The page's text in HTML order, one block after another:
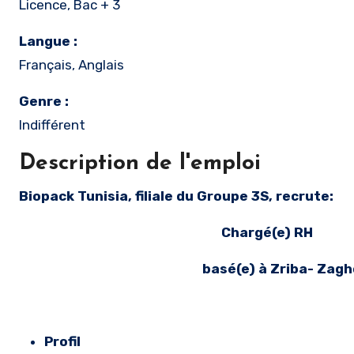
Licence, Bac + 3
Langue :
Français, Anglais
Genre :
Indifférent
Description de l'emploi
Biopack Tunisia, filiale du Groupe 3S, recrute:
Chargé(e) RH
basé(e) à Zriba-
Profil